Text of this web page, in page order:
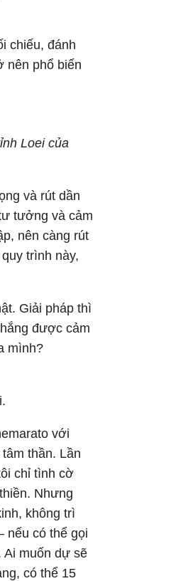
chiếu, đánh
nên phổ biến
Loei của
và rút dần
tưởng và cảm
nên càng rút
trình này,
Giải pháp thì
được cảm
mình?
với
thần. Lần
chỉ tình cờ
Nhưng
không trì
nếu có thể gọi
Ai muốn dự sẽ
có thể 15